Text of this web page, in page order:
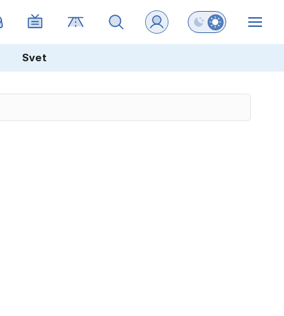
Preklopi barvni
Svet